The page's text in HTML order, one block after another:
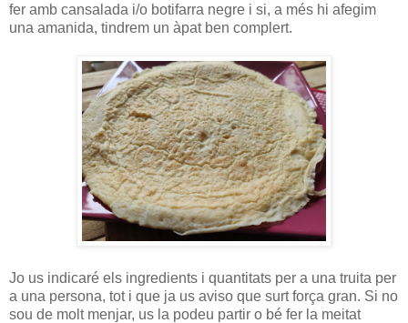
fer amb cansalada i/o botifarra negre i si, a més hi afegim
una amanida, tindrem un àpat ben complert.
Jo us indicaré els ingredients i quantitats per a una truita per
a una persona, tot i que ja us aviso que surt força gran. Si no
sou de molt menjar, us la podeu partir o bé fer la meitat